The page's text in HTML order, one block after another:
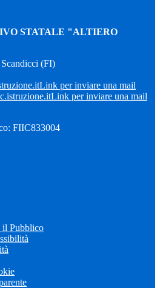
STATALE "ALTIERO
(FI)
Link per inviare una mail
Link per inviare una mail
FIIC833004
Pubblico